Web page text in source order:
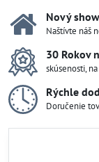
Nový
Naštívte náš
30 Rokov
skúsenosti,
Rýchle
Doručenie